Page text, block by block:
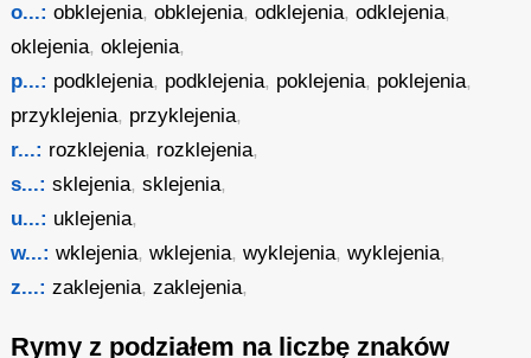
o...: obklejenia,obklejenia,odklejenia,odklejenia,
oklejenia,oklejenia,
p...: podklejenia, podklejenia, poklejenia, poklejenia,
przyklejenia, przyklejenia,
r...: rozklejenia, rozklejenia,
s...: sklejenia,sklejenia,
u...: uklejenia,
w...: wklejenia,wklejenia,wyklejenia,wyklejenia,
z...: zaklejenia,zaklejenia,
Rymy z podziałem na liczbę znaków